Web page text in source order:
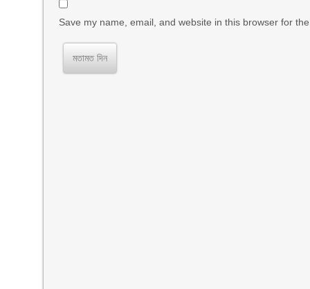
Save my name, email, and website in this browser for